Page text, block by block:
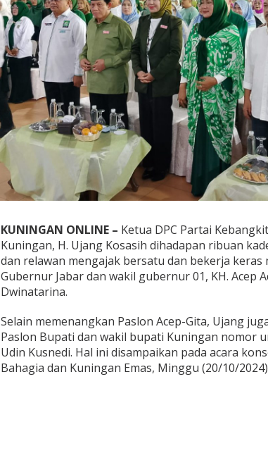
KUNINGAN ONLINE – Ketua DPC Partai
Kuningan, H. Ujang Kosasih dihadapan ribuan
dan relawan mengajak bersatu dan bekerja keras
Gubernur Jabar dan wakil gubernur 01, KH. Acep
Dwinatarina.
Selain memenangkan Paslon Acep-Gita, Ujang
Paslon Bupati dan wakil bupati Kuningan nomor
Udin Kusnedi. Hal ini disampaikan pada acara
Bahagia dan Kuningan Emas, Minggu (20/10/